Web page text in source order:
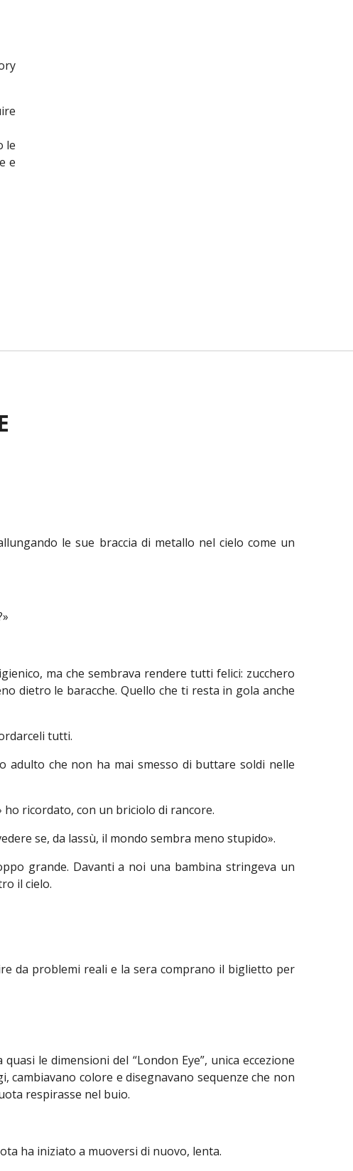
le
e
le sue braccia di metallo nel cielo come un
ma che sembrava rendere tutti felici: zucchero
dietro le baracche. Quello che ti resta in gola anche
tutti.
adulto che non ha mai smesso di buttare soldi nelle
ho ricordato, con un briciolo di rancore.
se, da lassù, il mondo sembra meno stupido».
grande. Davanti a noi una bambina stringeva un
il cielo.
da problemi reali e la sera comprano il biglietto per
le dimensioni del “London Eye”, unica eccezione
colore e disegnavano sequenze che non
respirasse nel buio.
ha iniziato a muoversi di nuovo, lenta.